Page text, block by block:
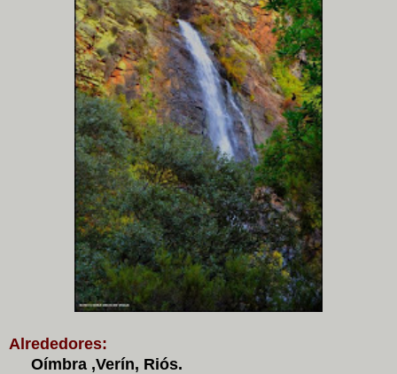
Alrededores:
Oímbra ,Verín, Riós.